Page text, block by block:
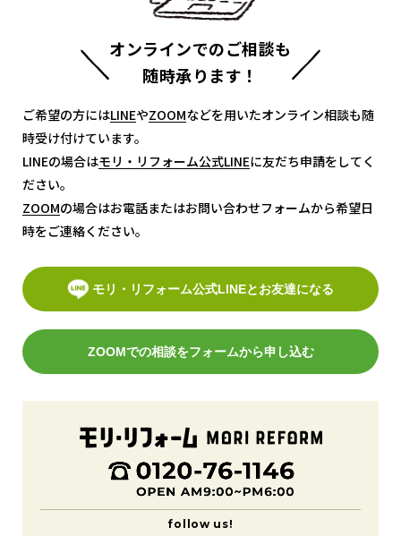
オンラインでのご相談も
随時承ります！
ご希望の方にはLINE
LINEやZOOM
ZOOMなどを用いたオンライン相談も随
時受け付けています。
LINEの場合はモリ・リフォーム公式LINE
モリ・リフォーム公式LINEに友だち申請をしてく
ださい。
ZOOM
ZOOMの場合はお電話またはお問い合わせフォームから希望日
時をご連絡ください。
モリ・リフォーム公式LINEとお友達になる
ZOOMでの相談をフォームから申し込む